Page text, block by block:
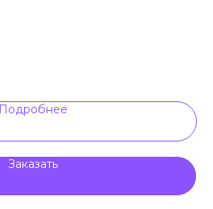
Подробнее
Заказать